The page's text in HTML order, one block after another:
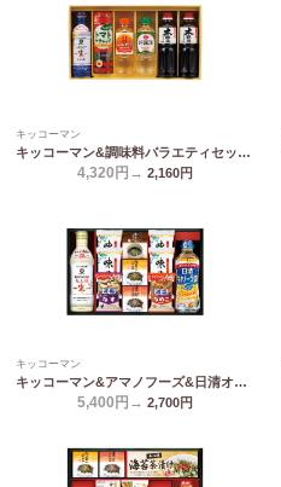
キッコーマン
キッコーマン&調味料バラエティセット KSM-40N
4,320円→ 2,160円
キッコーマン
キッコーマン&アマノフーズ&日清オイリオ バラエティセット ASC-50
5,400円→ 2,700円